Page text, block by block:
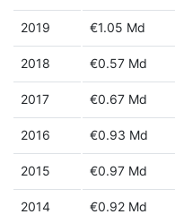
2019 €1.05 Md
2018 €0.57 Md
2017 €0.67 Md
2016 €0.93 Md
2015 €0.97 Md
2014 €0.92 Md